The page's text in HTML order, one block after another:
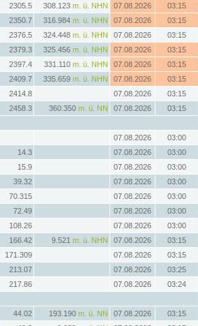
2305.5 308.123 m. ü. NHN 07.08.2026 03:15
2350.7 316.984 m. ü. NHN 07.08.2026 03:15
2376.5 324.448 m. ü. NHN 07.08.2026 03:15
2379.3 325.456 m. ü. NHN 07.08.2026 03:15
2397.4 331.110 m. ü. NHN 07.08.2026 03:15
2409.7 335.659 m. ü. NHN 07.08.2026 03:15
2414.8 07.08.2026 03:15
2458.3 360.350 m. ü. NN 07.08.2026 03:15
07.08.2026 03:00
14.3 07.08.2026 03:00
15.9 07.08.2026 03:00
39.32 07.08.2026 03:00
70.315 07.08.2026 03:00
72.49 07.08.2026 03:00
108.26 07.08.2026 03:00
166.42 9.521 m. ü. NHN 07.08.2026 03:15
171.309 07.08.2026 03:15
213.07 07.08.2026 03:25
217.86 07.08.2026 03:24
44.02 193.190 m. ü. NN 07.08.2026 03:15